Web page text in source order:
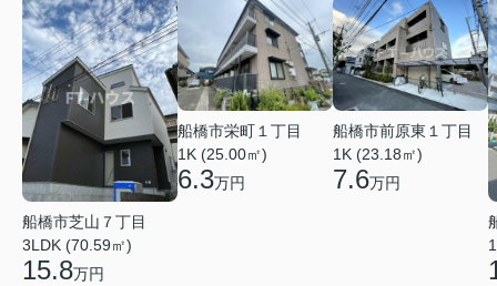
船橋市芝山７丁目
3LDK (70.59㎡)
15.8万円
船橋市栄町１丁目
1K (25.00㎡)
6.3万円
船橋市前原東１丁目
1K (23.18㎡)
7.6万円